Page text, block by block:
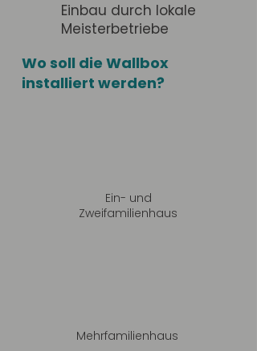
Einbau durch lokale
Meisterbetriebe
Wo soll die Wallbox
installiert werden?
Ein- und
Zweifamilienhaus
Mehrfamilienhaus